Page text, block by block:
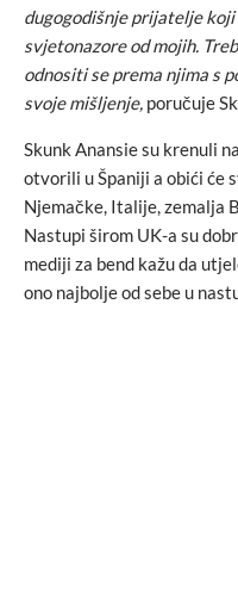
dugogodišnje prijatelje
svjetonazore od mojih.
odnositi se prema njima s
svoje mišljenje, poručuje
Skunk Anansie su krenuli
otvorili u Španiji a obići će
Njemačke, Italije, zemalja
Nastupi širom UK-a su
mediji za bend kažu da
ono najbolje od sebe u